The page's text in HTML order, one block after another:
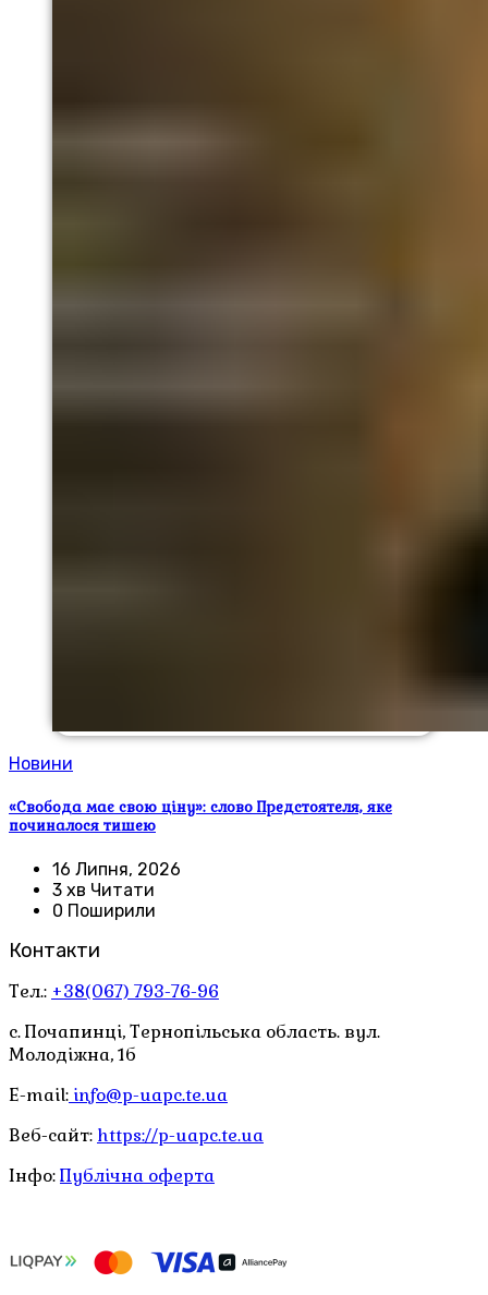
Новини
«Свобода має свою ціну»: слово Предстоятеля, яке
починалося тишею
16 Липня, 2026
3 хв Читати
0 Поширили
Контакти
Тел.: +38(067) 793-76-96
с. Почапинці, Тернопільська область. вул.
Молодіжна, 1б
E-mail: info@p-uapc.te.ua
Веб-сайт: https://p-uapc.te.ua
Інфо:Публічна оферта